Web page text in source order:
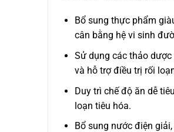
Bổ sung thực phẩm
cân bằng hệ vi sinh
Sử dụng các thảo
và hỗ trợ điều trị rối
Duy trì chế độ ăn dễ
loạn tiêu hóa.
Bổ sung nước điện